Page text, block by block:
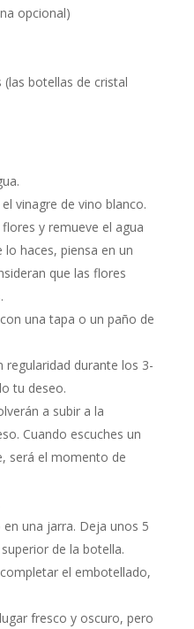
opcional)
botellas de cristal
vinagre de vino blanco.
y remueve el agua
haces, piensa en un
que las flores
una tapa o un paño de
regularidad durante los 3-
tu deseo.
a subir a la
Cuando escuches un
será el momento de
una jarra. Deja unos 5
de la botella.
el embotellado,
fresco y oscuro, pero